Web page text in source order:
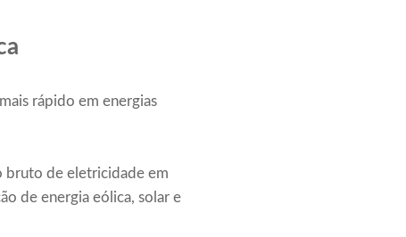
rápido em energias
bruto de eletricidade em
de energia eólica, solar e